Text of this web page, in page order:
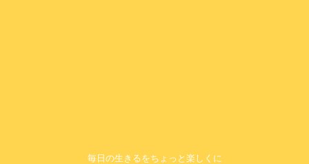
毎日の生きるをちょっと楽しくに